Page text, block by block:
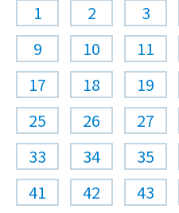
1 2 3
9
10 11
17
18 19
25
26 27
33
34 35
41
42 43